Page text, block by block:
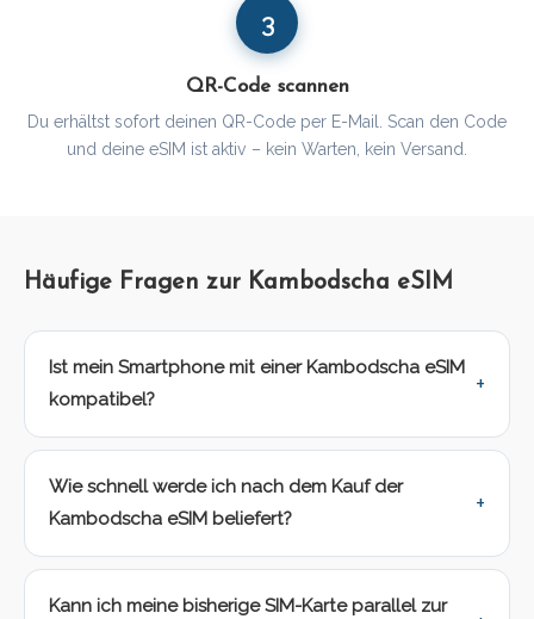
3
QR-Code scannen
Du erhältst sofort deinen QR-Code per E-Mail. Scan den Code
und deine eSIM ist aktiv – kein Warten, kein Versand.
Häufige Fragen zur Kambodscha eSIM
Ist mein Smartphone mit einer Kambodscha eSIM
kompatibel?
Wie schnell werde ich nach dem Kauf der
Kambodscha eSIM beliefert?
Kann ich meine bisherige SIM-Karte parallel zur